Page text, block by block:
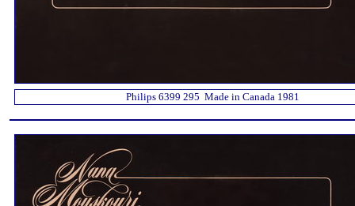
Philips 6399 295 Made in Canada 1981